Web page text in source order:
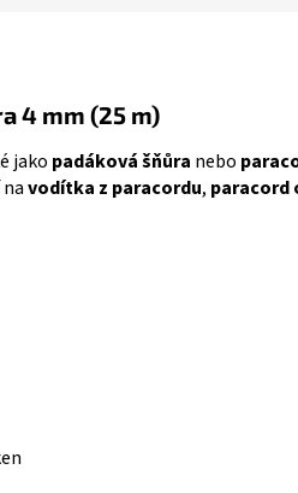
4 mm (25 m)
jako padáková šňůra nebo
vodítka z paracordu, paracord